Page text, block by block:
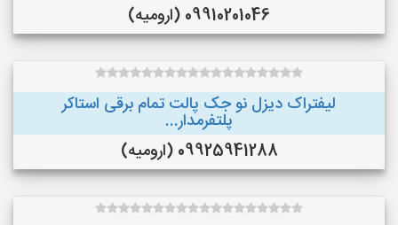
09910201046 (ارومیه)
لیفتراک دیزل نو جک پالت تمام برقی استاکر
پلتفرمدار...
09925941288 (ارومیه)